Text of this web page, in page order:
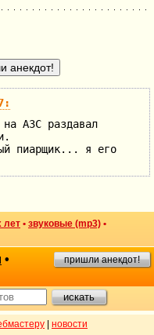
АЗС раздавал
пиарщик... я его
лет • звуковые (mp3) •
• пришли анекдот!
новости